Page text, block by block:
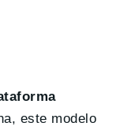
este modelo